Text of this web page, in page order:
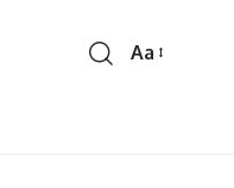
Font
Aa